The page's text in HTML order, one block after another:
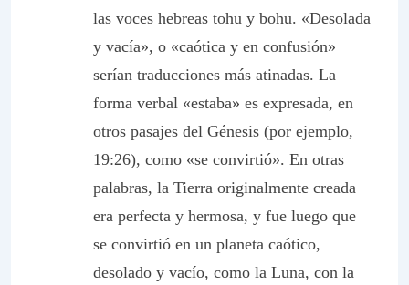
las voces hebreas tohu y bohu. «Desolada
y vacía», o «caótica y en confusión»
serían traducciones más atinadas. La
forma verbal «estaba» es expresada, en
otros pasajes del Génesis (por ejemplo,
19:26), como «se convirtió». En otras
palabras, la Tierra originalmente creada
era perfecta y hermosa, y fue luego que
se convirtió en un planeta caótico,
desolado y vacío, como la Luna, con la